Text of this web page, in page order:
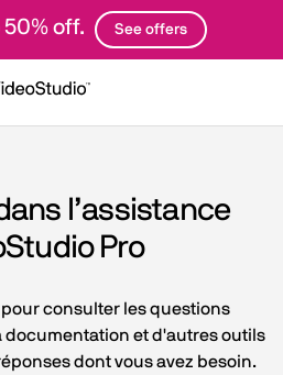
50% off. See offers
l’assistance
Pro
consulter les questions
documentation et d'autres outils
dont vous avez besoin.